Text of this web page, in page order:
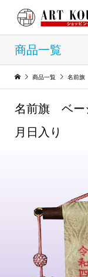
商品一覧
商品一覧 名前
名前旗 ベ
月日入り